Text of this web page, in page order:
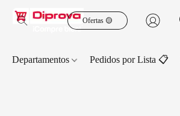
Ofertas 🟡
Departamentos Pedidos por Lista 📋